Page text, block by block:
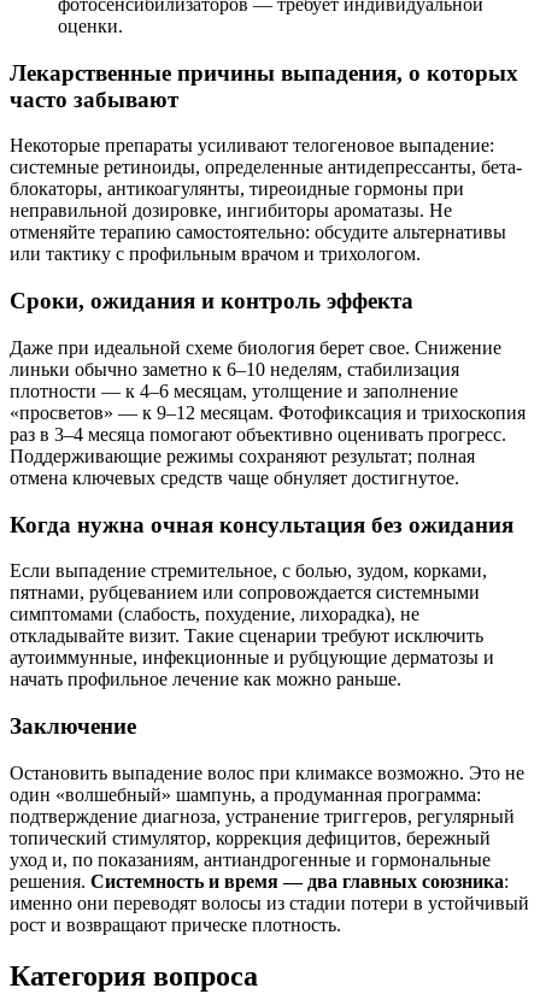
фотосенсибилизаторов — требует индивидуальной
оценки.
Лекарственные причины выпадения, о которых
часто забывают
Некоторые препараты усиливают телогеновое выпадение:
системные ретиноиды, определенные антидепрессанты, бета-
блокаторы, антикоагулянты, тиреоидные гормоны при
неправильной дозировке, ингибиторы ароматазы. Не
отменяйте терапию самостоятельно: обсудите альтернативы
или тактику с профильным врачом и трихологом.
Сроки, ожидания и контроль эффекта
Даже при идеальной схеме биология берет свое. Снижение
линьки обычно заметно к 6–10 неделям, стабилизация
плотности — к 4–6 месяцам, утолщение и заполнение
«просветов» — к 9–12 месяцам. Фотофиксация и трихоскопия
раз в 3–4 месяца помогают объективно оценивать прогресс.
Поддерживающие режимы сохраняют результат; полная
отмена ключевых средств чаще обнуляет достигнутое.
Когда нужна очная консультация без ожидания
Если выпадение стремительное, с болью, зудом, корками,
пятнами, рубцеванием или сопровождается системными
симптомами (слабость, похудение, лихорадка), не
откладывайте визит. Такие сценарии требуют исключить
аутоиммунные, инфекционные и рубцующие дерматозы и
начать профильное лечение как можно раньше.
Заключение
Остановить выпадение волос при климаксе возможно. Это не
один «волшебный» шампунь, а продуманная программа:
подтверждение диагноза, устранение триггеров, регулярный
топический стимулятор, коррекция дефицитов, бережный
уход и, по показаниям, антиандрогенные и гормональные
решения. Системность и время — два главных союзника:
именно они переводят волосы из стадии потери в устойчивый
рост и возвращают прическе плотность.
Категория вопроса